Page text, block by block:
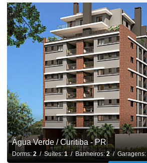
Água Verde / Curitiba - PR
Dorms:2/ Suítes:1/ Banheiros:2/ Garagens: